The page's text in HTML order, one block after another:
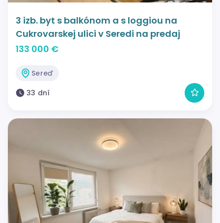
3 izb. byt s balkónom a s loggiou na
Cukrovarskej ulici v Seredi na predaj
133 000 €
Sereď
33 dní